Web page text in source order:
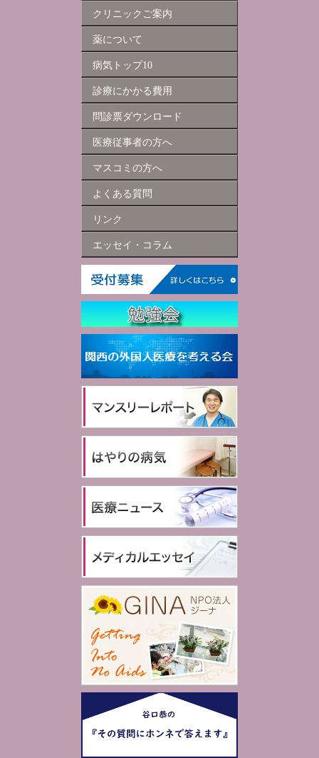
クリニックご案内
薬について
病気トップ10
診療にかかる費用
問診票ダウンロード
医療従事者の方へ
マスコミの方へ
よくある質問
リンク
エッセイ・コラム